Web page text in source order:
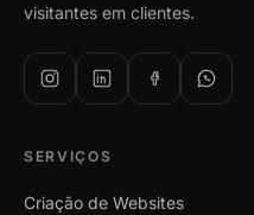
visitantes em clientes.
SERVIÇOS
Criação de Websites